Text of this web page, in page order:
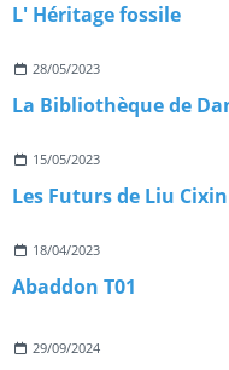
L' Héritage fossile
28/05/2023
La Bibliothèque de
15/05/2023
Les Futurs de Liu
18/04/2023
Abaddon T01
29/09/2024